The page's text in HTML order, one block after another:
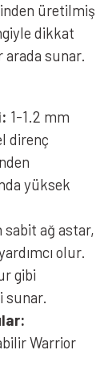
üretilmiş
dikkat
sunar.
1-1.2 mm
direnç
yüksek
sabit ağ astar,
olur.
gibi
sunar.
Warrior